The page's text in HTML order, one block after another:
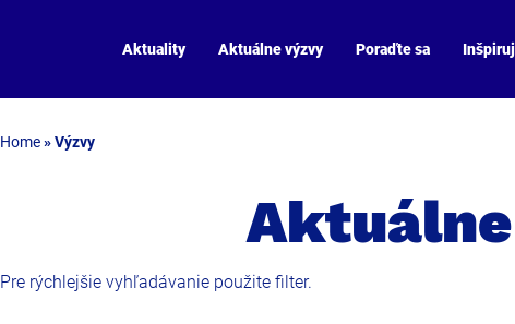
Aktuality Aktuálne výzvy Poraďte sa
Home»Výzvy
Pre rýchlejšie vyhľadávanie použite filter.